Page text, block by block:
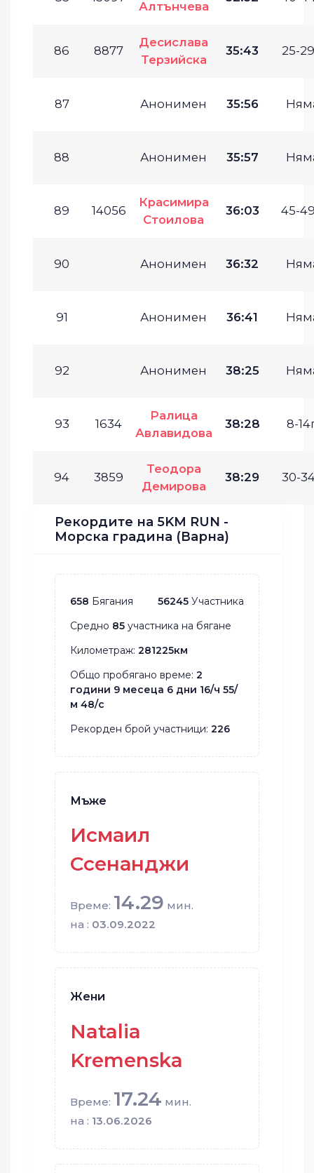
Алтънчева
86 8877
Десислава
Терзийска
35:43 25-
87 Анонимен 35:56
88 Анонимен 35:57
89 14056
Красимира
Стоилова
36:03 45-
90 Анонимен 36:32
91 Анонимен 36:41
92 Анонимен 38:25
93 1634
Ралица
Авлавидова
38:28 8-
94 3859
Теодора
Демирова
38:29 30-
Рекордите на 5KM RUN -
Морска градина (Варна)
658 Бягания 56245 Участника
Средно 85 участника на бягане
Километраж: 281225км
Общо пробягано време: 2
години 9 месеца 6 дни 16/ч 55/
м 48/с
Рекорден брой участници: 226
Мъже
Исмаил
Ссенанджи
Време: 14.29 мин.
на : 03.09.2022
Жени
Natalia
Kremenska
Време: 17.24 мин.
на : 13.06.2026